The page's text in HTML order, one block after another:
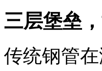
三层堡垒
传统钢管